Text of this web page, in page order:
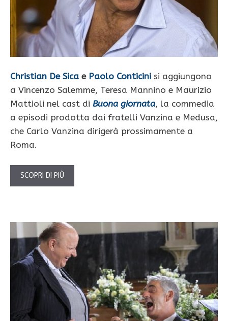
Christian De Sica e Paolo Conticini si aggiungono
a Vincenzo Salemme, Teresa Mannino e Maurizio
Mattioli nel cast di Buona giornata, la commedia
a episodi prodotta dai fratelli Vanzina e Medusa,
che Carlo Vanzina dirigerà prossimamente a
Roma.
SCOPRI DI PIÙ